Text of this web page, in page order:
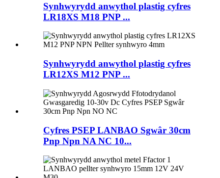
Synhwyrydd anwythol plastig cyfres
LR18XS M18 PNP ...
Synhwyrydd anwythol plastig cyfres
LR12XS M12 PNP ...
Cyfres PSEP LANBAO Sgwâr 30cm
Pnp Npn NA NC 10...